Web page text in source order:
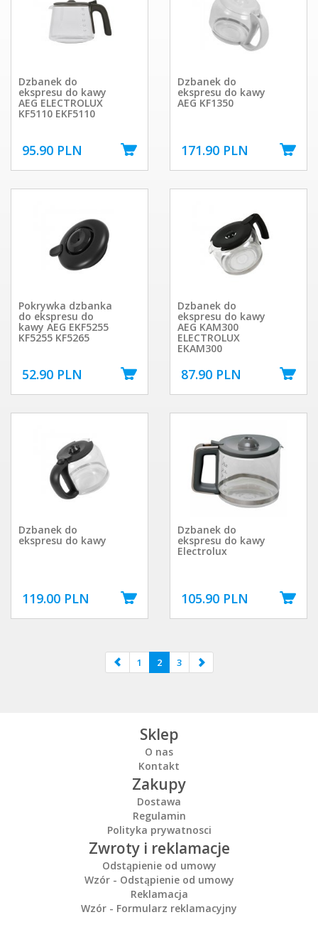
Dzbanek do
ekspresu do kawy
AEG ELECTROLUX
KF5110 EKF5110
95.90 PLN
Dzbanek do
ekspresu do kawy
AEG KF1350
171.90 PLN
Pokrywka dzbanka
do ekspresu do
kawy AEG EKF5255
KF5255 KF5265
52.90 PLN
Dzbanek do
ekspresu do kawy
AEG KAM300
ELECTROLUX
EKAM300
87.90 PLN
Dzbanek do
ekspresu do kawy
119.00 PLN
Dzbanek do
ekspresu do kawy
Electrolux
105.90 PLN
1 2 3
Sklep
O nas
Kontakt
Zakupy
Dostawa
Regulamin
Polityka prywatnosci
Zwroty i reklamacje
Odstąpienie od umowy
Wzór - Odstąpienie od umowy
Reklamacja
Wzór - Formularz reklamacyjny